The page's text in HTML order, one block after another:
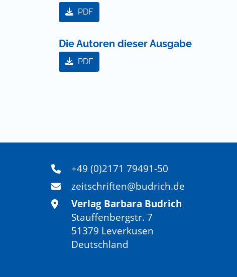
PDF
Die Autoren dieser Ausgabe
PDF
+49 (0)2171 79491-50
zeitschriften@budrich.de
Verlag Barbara Budrich
Stauffenbergstr. 7
51379 Leverkusen
Deutschland